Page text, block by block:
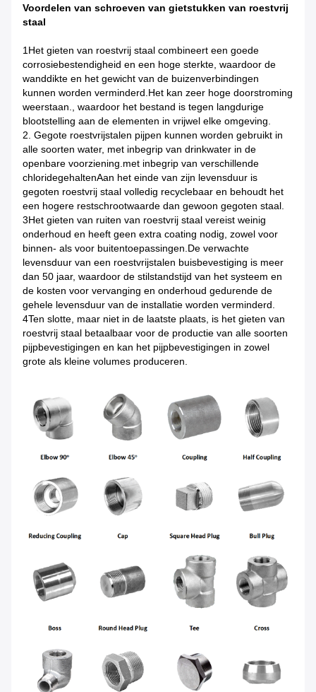
Voordelen van schroeven van gietstukken van roestvrij
staal
1Het gieten van roestvrij staal combineert een goede
corrosiebestendigheid en een hoge sterkte, waardoor de
wanddikte en het gewicht van de buizenverbindingen
kunnen worden verminderd.Het kan zeer hoge doorstroming
weerstaan., waardoor het bestand is tegen langdurige
blootstelling aan de elementen in vrijwel elke omgeving.
2. Gegote roestvrijstalen pijpen kunnen worden gebruikt in
alle soorten water, met inbegrip van drinkwater in de
openbare voorziening.met inbegrip van verschillende
chloridegehaltenAan het einde van zijn levensduur is
gegoten roestvrij staal volledig recyclebaar en behoudt het
een hogere restschrootwaarde dan gewoon gegoten staal.
3Het gieten van ruiten van roestvrij staal vereist weinig
onderhoud en heeft geen extra coating nodig, zowel voor
binnen- als voor buitentoepassingen.De verwachte
levensduur van een roestvrijstalen buisbevestiging is meer
dan 50 jaar, waardoor de stilstandstijd van het systeem en
de kosten voor vervanging en onderhoud gedurende de
gehele levensduur van de installatie worden verminderd.
4Ten slotte, maar niet in de laatste plaats, is het gieten van
roestvrij staal betaalbaar voor de productie van alle soorten
pijpbevestigingen en kan het pijpbevestigingen in zowel
grote als kleine volumes produceren.